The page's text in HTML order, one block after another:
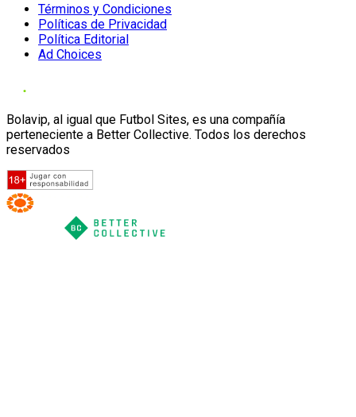
Términos y Condiciones
Políticas de Privacidad
Política Editorial
Ad Choices
Bolavip, al igual que Futbol Sites, es una compañía
perteneciente a Better Collective. Todos los derechos
reservados